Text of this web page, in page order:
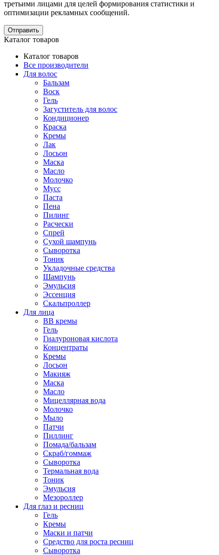
третьими лицами для целей формирования статистики и
оптимизации рекламных сообщений.
Отправить
Каталог товаров
Каталог товаров
Все производители
Для волос
Бальзам
Воск
Гель
Загуститель для волос
Кондиционер
Краска
Кремы
Лак
Лосьон
Маска
Масло
Молочко
Мусс
Паста
Пена
Пилинг
Расчески
Спрей
Сухой шампунь
Сыворотка
Тоник
Укладочные средства
Шампунь
Эмульсия
Эссенция
Скальпроллер
Для лица
BB кремы
Гель
Гиалуроновая кислота
Концентраты
Кремы
Лосьон
Макияж
Маска
Масло
Мицеллярная вода
Молочко
Мыло
Патчи
Пиллинг
Помада/бальзам
Скраб/гоммаж
Сыворотка
Термальная вода
Тоник
Эмульсия
Мезороллер
Для глаз и ресниц
Гель
Кремы
Маски и патчи
Средство для роста ресниц
Сыворотка